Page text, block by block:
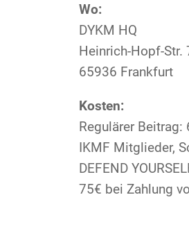
Wo:
DYKM HQ
Heinrich-Hopf-Str.
65936 Frankfurt
Kosten:
Regulärer Beitrag:
IKMF Mitglieder,
DEFEND
75€ bei Zahlung